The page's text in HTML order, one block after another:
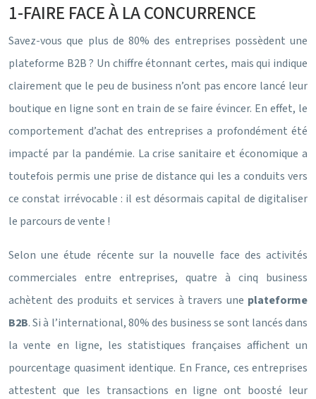
1-FAIRE FACE À LA CONCURRENCE
Savez-vous que plus de 80% des entreprises possèdent une
plateforme B2B ? Un chiffre étonnant certes, mais qui indique
clairement que le peu de business n’ont pas encore lancé leur
boutique en ligne sont en train de se faire évincer. En effet, le
comportement d’achat des entreprises a profondément été
impacté par la pandémie. La crise sanitaire et économique a
toutefois permis une prise de distance qui les a conduits vers
ce constat irrévocable : il est désormais capital de digitaliser
le parcours de vente !
Selon une étude récente sur la nouvelle face des activités
commerciales entre entreprises, quatre à cinq business
achètent des produits et services à travers une plateforme
B2B. Si à l’international, 80% des business se sont lancés dans
la vente en ligne, les statistiques françaises affichent un
pourcentage quasiment identique. En France, ces entreprises
attestent que les transactions en ligne ont boosté leur